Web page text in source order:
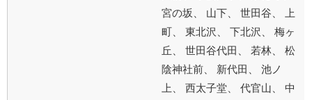
宮の坂、 山下、 世田谷、 上
町、 東北沢、 下北沢、 梅ヶ
丘、 世田谷代田、 若林、 松
陰神社前、 新代田、 池ノ
上、 西太子堂、 代官山、 中